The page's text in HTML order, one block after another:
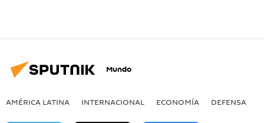
Mundo
AMÉRICA LATINA INTERNACIONAL ECONOMÍA DEFENSA